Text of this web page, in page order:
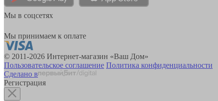
Мы в соцсетях
Мы принимаем к оплате
© 2011-2026 Интернет-магазин «Ваш Дом»
Пользовательское соглашение Политика конфиденциальности
Сделано в
Регистрация